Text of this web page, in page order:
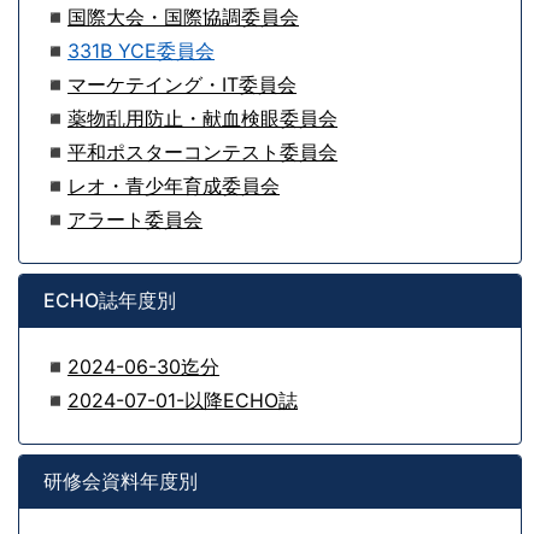
◾ 国際大会・国際協調委員会
◾ 331B YCE委員会
◾ マーケテイング・IT委員会
◾ 薬物乱用防止・献血検眼委員会
◾ 平和ポスターコンテスト委員会
◾ レオ・青少年育成委員会
◾ アラート委員会
ECHO誌年度別
◾ 2024-06-30迄分
◾ 2024-07-01-以降ECHO誌
研修会資料年度別